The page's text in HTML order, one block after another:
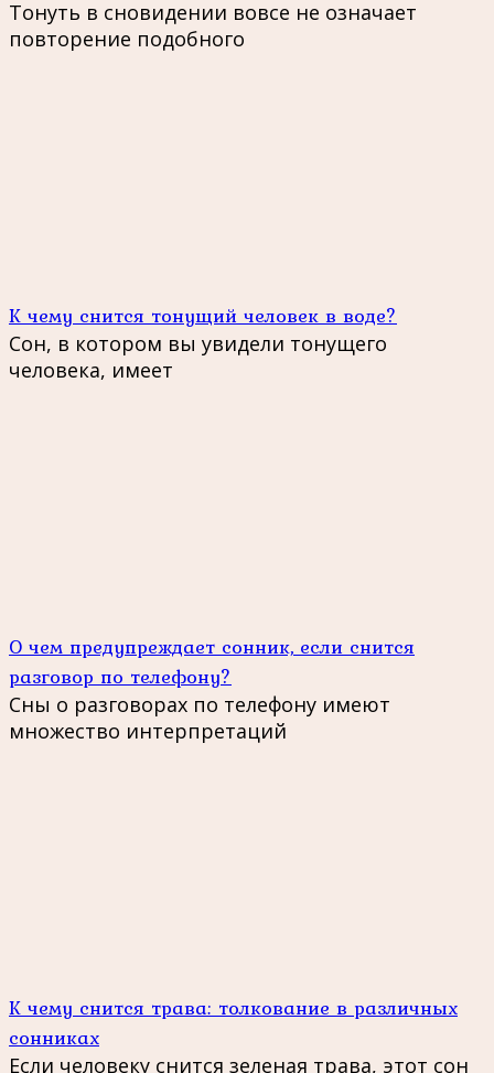
Тонуть в сновидении вовсе не означает
повторение подобного
К чему снится тонущий человек в воде?
Сон, в котором вы увидели тонущего
человека, имеет
О чем предупреждает сонник, если снится
разговор по телефону?
Сны о разговорах по телефону имеют
множество интерпретаций
К чему снится трава: толкование в различных
сонниках
Если человеку снится зеленая трава, этот сон